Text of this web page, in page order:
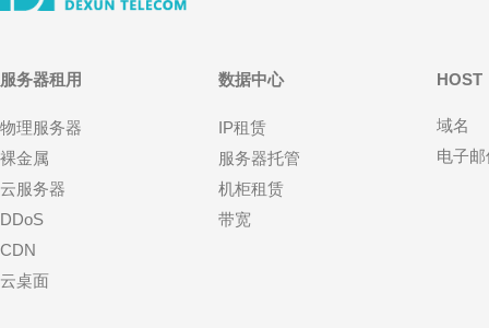
服务器租用
物理服务器
裸金属
云服务器
DDoS
CDN
云桌面
数据中心
IP租赁
服务器托管
机柜租赁
带宽
HOST
域名
电子